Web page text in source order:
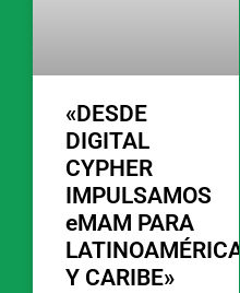
«DESDE
DIGITAL
CYPHER
IMPULSAMOS
eMAM PARA
LATINOAMÉRICA
Y CARIBE»